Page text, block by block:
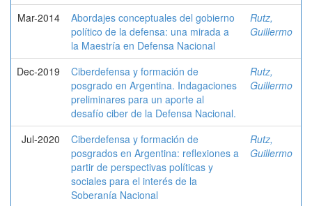
Mar-2014
Abordajes conceptuales del gobierno
político de la defensa: una mirada a
la Maestría en Defensa Nacional
Rutz,
Guillermo
Dec-2019
Ciberdefensa y formación de
posgrado en Argentina. Indagaciones
preliminares para un aporte al
desafío ciber de la Defensa Nacional.
Rutz,
Guillermo
Jul-2020
Ciberdefensa y formación de
posgrados en Argentina: reflexiones a
partir de perspectivas políticas y
sociales para el interés de la
Soberanía Nacional
Rutz,
Guillermo